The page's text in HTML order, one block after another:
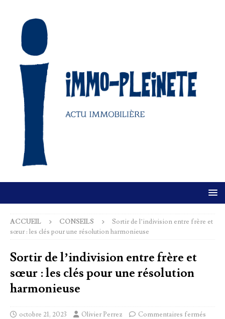
ACCUEIL CONSEILS
Sortir de l’indivision entre frère et
sœur : les clés pour une résolution harmonieuse
Sortir de l’indivision entre frère et
sœur : les clés pour une résolution
harmonieuse
octobre 21, 2023 Olivier Perrez Commentaires fermés